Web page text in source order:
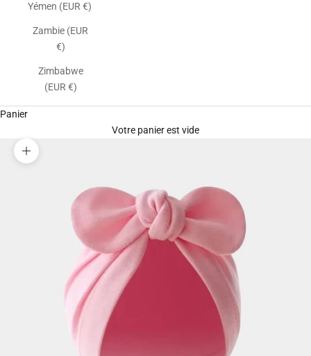
Yémen (EUR €)
Zambie (EUR
€)
Zimbabwe
(EUR €)
Panier
Votre panier est vide
Zoomer sur l'image